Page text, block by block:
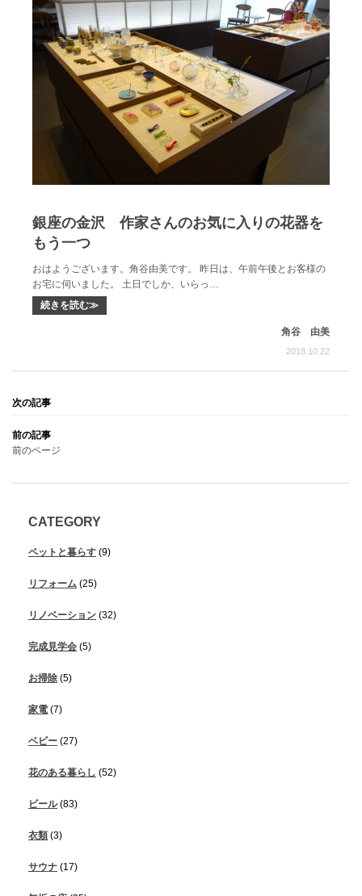
銀座の金沢 作家さんのお気に入りの花器を
もう一つ
おはようございます。角谷由美です。 昨日は、午前午後とお客様の
お宅に伺いました。 土日でしか、いらっ…
続きを読む≫
角谷 由美
2018.10.22
前のページ
CATEGORY
ペットと暮らす (9)
リフォーム (25)
リノベーション (32)
完成見学会 (5)
お掃除 (5)
家電 (7)
ベビー (27)
花のある暮らし (52)
ビール(83)
衣類 (3)
サウナ (17)